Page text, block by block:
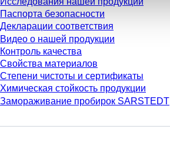
Паспорта безопасности
Декларации соответствия
Видео о нашей продукции
Контроль качества
Свойства материалов
Степени чистоты и сертификаты
Химическая стойкость продукции
Замораживание пробирок SARSTEDT